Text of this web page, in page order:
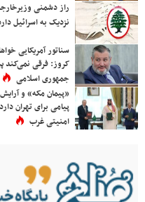
راز دشمنی
نزدیک به اسرائیل
سناتور آمریکایی
کروز: فرقی نمی‌کند
جمهوری اسلامی
«پیمان مکه» و
پیامی برای تهران
امنیتی غرب